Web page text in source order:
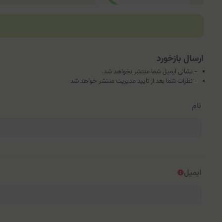
ارسال بازخورد
- نشانی ایمیل شما منتشر نخواهد شد.
- نظرات شما بعد از تایید مدیریت منتشر خواهد شد
نام
ایمیل